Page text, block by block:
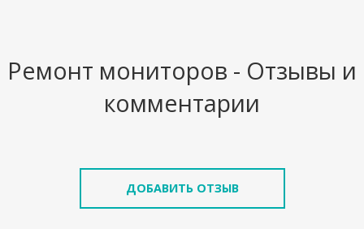
Ремонт мониторов - Отзывы и
комментарии
ДОБАВИТЬ ОТЗЫВ